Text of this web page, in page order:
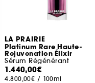
LA PRAIRIE
Platinum Rare Haute-
Rejuvenation Élixir
Sérum Régénérant
1.440,00€
4.800,00€ / 100ml